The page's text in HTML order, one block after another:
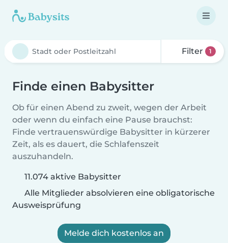
Filter 1
Finde einen Babysitter
Ob für einen Abend zu zweit, wegen der Arbeit
oder wenn du einfach eine Pause brauchst:
Finde vertrauenswürdige Babysitter in kürzerer
Zeit, als es dauert, die Schlafenszeit
auszuhandeln.
11.074 aktive Babysitter
Alle Mitglieder absolvieren eine obligatorische
Ausweisprüfung
Melde dich kostenlos an